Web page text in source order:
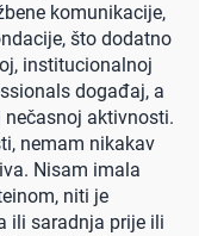
komunikacije,
što dodatno
institucionalnoj
događaj, a
aktivnosti.
nemam nikakav
Nisam imala
niti je
ili saradnja prije ili